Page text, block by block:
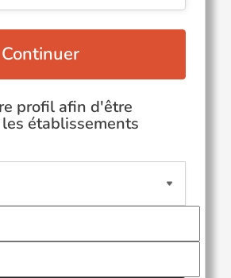
Continuer
profil afin d'être
établissements